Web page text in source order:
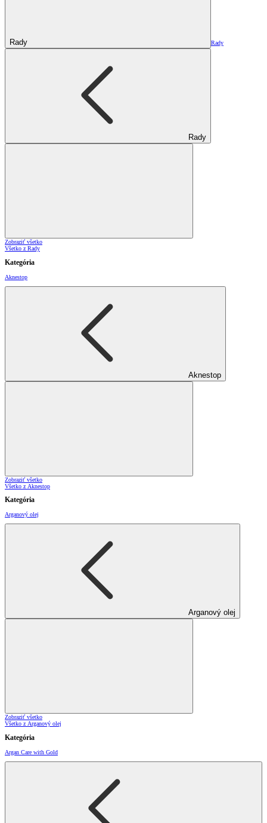
Rady Rady
Rady
Zobraziť všetko
Všetko z Rady
Kategória
Aknestop
Aknestop
Zobraziť všetko
Všetko z Aknestop
Kategória
Arganový olej
Arganový olej
Zobraziť všetko
Všetko z Arganový olej
Kategória
Argan Care with Gold